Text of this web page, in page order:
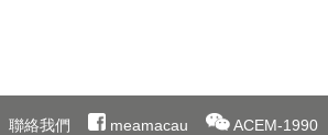
聯絡我們 meamacau ACEM-1990